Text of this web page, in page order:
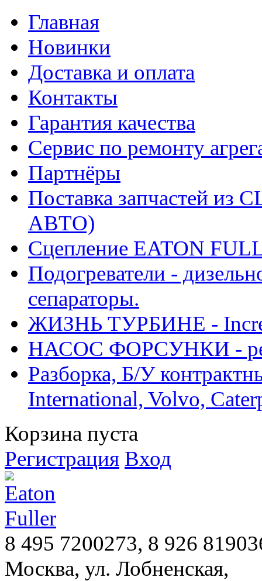
Главная
Новинки
Доставка и оплата
Контакты
Гарантия качества
Сервис по ремонту
Партнёры
Поставка запчастей
АВТО)
Сцепление EATON
Подогреватели -
сепараторы.
ЖИЗНЬ ТУРБИНЕ -
НАСОС ФОРСУНКИ -
Разборка, Б/У
International, Volvo,
Корзина пуста
Регистрация Вход
8 495 7200273, 8 926
Москва, ул. Лобненская,